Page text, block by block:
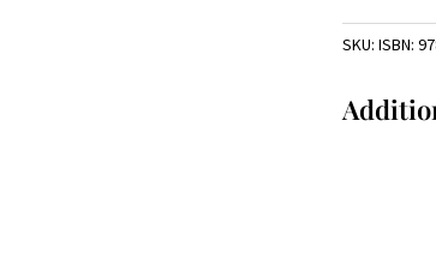
mi
infancia,
Castillo
SKU: ISBN: